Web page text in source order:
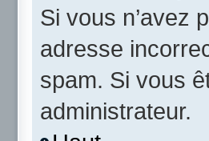
Si vous n’avez
adresse
spam. Si vous
administrateur.